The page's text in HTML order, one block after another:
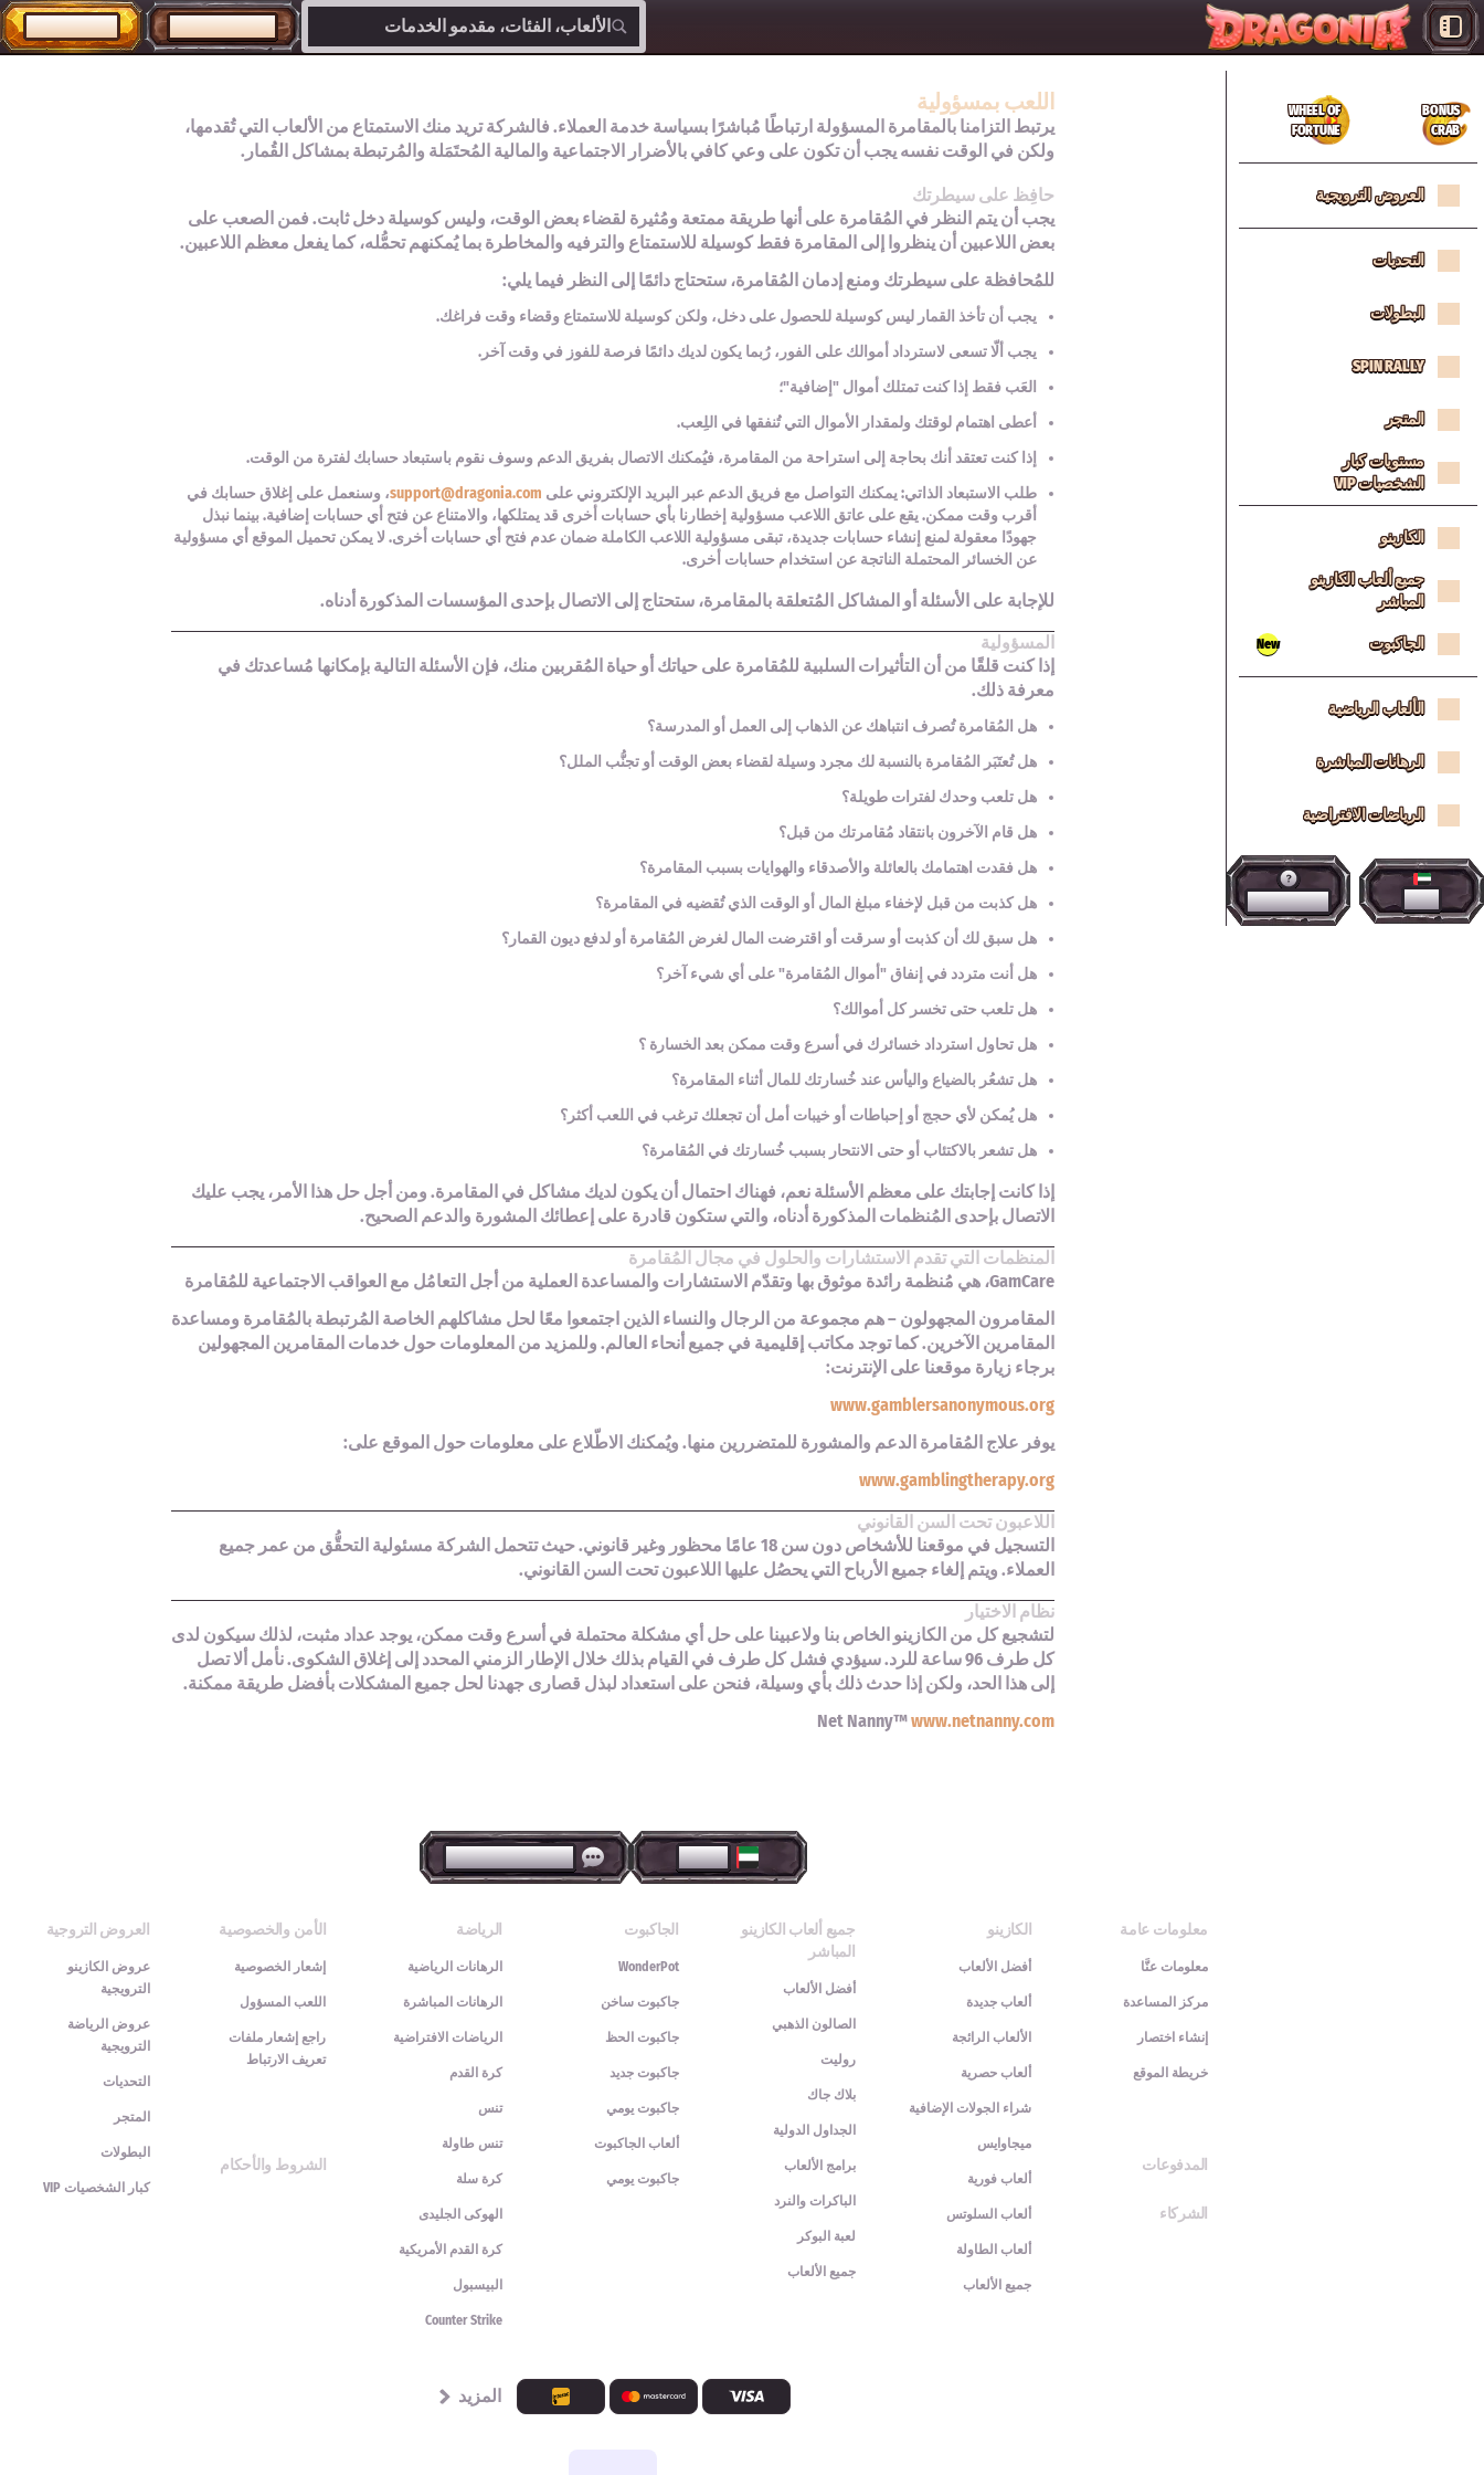
الألعاب، الفئات، مقدمو الخدمات تسجيل الدخول إنشاء حساب
BONUS
CRAB
WHEEL OF
FORTUNE
العروض الترويجية
التحديات
البطولات
SPIN RALLY
المتجر
مستويات كبار
الشخصيات VIP
الكازينو
جميع ألعاب الكازينو
المباشر
الجاكبوت New
الألعاب الرياضية
الرهانات المباشرة
الرياضات الافتراضية
العربية مركز المساعدة
اللعب بمسؤولية
يرتبط التزامنا بالمقامرة المسؤولة ارتباطًا مُباشرًا بسياسة خدمة العملاء. فالشركة تريد منك الاستمتاع من الألعاب التي تُقدمها،
ولكن في الوقت نفسه يجب أن تكون على وعي كافي بالأضرار الاجتماعية والمالية المُحتَمَلة والمُرتبطة بمشاكل القُمار.
حافِظ على سيطرتك
يجب أن يتم النظر في المُقامرة على أنها طريقة ممتعة ومُثيرة لقضاء بعض الوقت، وليس كوسيلة دخل ثابت. فمن الصعب على
بعض اللاعبين أن ينظروا إلى المقامرة فقط كوسيلة للاستمتاع والترفيه والمخاطرة بما يُمكنهم تحمُّله، كما يفعل معظم اللاعبين.
للمُحافظة على سيطرتك ومنع إدمان المُقامرة، ستحتاج دائمًا إلى النظر فيما يلي:
يجب أن تأخذ القمار ليس كوسيلة للحصول على دخل، ولكن كوسيلة للاستمتاع وقضاء وقت فراغك.
يجب ألّا تسعى لاسترداد أموالك على الفور، رُبما يكون لديك دائمًا فرصة للفوز في وقت آخر.
العَب فقط إذا كنت تمتلك أموال "إضافية"؛
أعطى اهتمام لوقتك ولمقدار الأموال التي تُنفقها في اللِعب.
إذا كنت تعتقد أنك بحاجة إلى استراحة من المقامرة، فيُمكنك الاتصال بفريق الدعم وسوف نقوم باستبعاد حسابك لفترة من الوقت.
طلب الاستبعاد الذاتي: يمكنك التواصل مع فريق الدعم عبر البريد الإلكتروني على support@dragonia.com، وسنعمل على إغلاق حسابك في
أقرب وقت ممكن. يقع على عاتق اللاعب مسؤولية إخطارنا بأي حسابات أخرى قد يمتلكها، والامتناع عن فتح أي حسابات إضافية. بينما نبذل
جهودًا معقولة لمنع إنشاء حسابات جديدة، تبقى مسؤولية اللاعب الكاملة ضمان عدم فتح أي حسابات أخرى. لا يمكن تحميل الموقع أي مسؤولية
عن الخسائر المحتملة الناتجة عن استخدام حسابات أخرى.
للإجابة على الأسئلة أو المشاكل المُتعلقة بالمقامرة، ستحتاج إلى الاتصال بإحدى المؤسسات المذكورة أدناه.
المسؤولية
إذا كنت قلقًا من أن التأثيرات السلبية للمُقامرة على حياتك أو حياة المُقربين منك، فإن الأسئلة التالية بإمكانها مُساعدتك في
معرفة ذلك.
هل المُقامرة تُصرف انتباهك عن الذهاب إلى العمل أو المدرسة؟
هل تُعتَبَر المُقامرة بالنسبة لك مجرد وسيلة لقضاء بعض الوقت أو تجنُّب الملل؟
هل تلعب وحدك لفترات طويلة؟
هل قام الآخرون بانتقاد مُقامرتك من قبل؟
هل فقدت اهتمامك بالعائلة والأصدقاء والهوايات بسبب المقامرة؟
هل كذبت من قبل لإخفاء مبلغ المال أو الوقت الذي تُقضيه في المقامرة؟
هل سبق لك أن كذبت أو سرقت أو اقترضت المال لغرض المُقامرة أو لدفع ديون القمار؟
هل أنت متردد في إنفاق "أموال المُقامرة" على أي شيء آخر؟
هل تلعب حتى تخسر كل أموالك؟
هل تحاول استرداد خسائرك في أسرع وقت ممكن بعد الخسارة ؟
هل تشعُر بالضياع واليأس عند خُسارتك للمال أثناء المقامرة؟
هل يُمكن لأي حجج أو إحباطات أو خيبات أمل أن تجعلك ترغب في اللعب أكثر؟
هل تشعر بالاكتئاب أو حتى الانتحار بسبب خُسارتك في المُقامرة؟
إذا كانت إجابتك على معظم الأسئلة نعم، فهناك احتمال أن يكون لديك مشاكل في المقامرة. ومن أجل حل هذا الأمر، يجب عليك
الاتصال بإحدى المُنظمات المذكورة أدناه، والتي ستكون قادرة على إعطائك المشورة والدعم الصحيح.
المنظمات التي تقدم الاستشارات والحلول في مجال المُقامرة
GamCare، هي مُنظمة رائدة موثوق بها وتقدّم الاستشارات والمساعدة العملية من أجل التعامُل مع العواقب الاجتماعية للمُقامرة
المقامرون المجهولون – هم مجموعة من الرجال والنساء الذين اجتمعوا معًا لحل مشاكلهم الخاصة المُرتبطة بالمُقامرة ومساعدة
المقامرين الآخرين. كما توجد مكاتب إقليمية في جميع أنحاء العالم. وللمزيد من المعلومات حول خدمات المقامرين المجهولين
برجاء زيارة موقعنا على الإنترنت:
www.gamblersanonymous.org
يوفر علاج المُقامرة الدعم والمشورة للمتضررين منها. ويُمكنك الاطّلاع على معلومات حول الموقع على:
www.gamblingtherapy.org
اللاعبون تحت السن القانوني
التسجيل في موقعنا للأشخاص دون سن 18 عامًا محظور وغير قانوني. حيث تتحمل الشركة مسئولية التحقُّق من عمر جميع
العملاء. ويتم إلغاء جميع الأرباح التي يحصُل عليها اللاعبون تحت السن القانوني.
نظام الاختيار
لتشجيع كل من الكازينو الخاص بنا ولاعبينا على حل أي مشكلة محتملة في أسرع وقت ممكن، يوجد عداد مثبت، لذلك سيكون لدى
كل طرف 96 ساعة للرد. سيؤدي فشل كل طرف في القيام بذلك خلال الإطار الزمني المحدد إلى إغلاق الشكوى. نأمل ألا تصل
إلى هذا الحد، ولكن إذا حدث ذلك بأي وسيلة، فنحن على استعداد لبذل قصارى جهدنا لحل جميع المشكلات بأفضل طريقة ممكنة.
Net Nanny™www.netnanny.com
العربية الدردشة المباشرة
معلومات عامة
معلومات عنَّا
مركز المساعدة
إنشاء اختصار
خريطة الموقع
الكازينو
أفضل الألعاب
ألعاب جديدة
الألعاب الرائجة
ألعاب حصرية
شراء الجولات الإضافية
ميجاوايس
ألعاب فورية
ألعاب السلوتس
ألعاب الطاولة
جميع الألعاب
جميع ألعاب الكازينو
المباشر
أفضل الألعاب
الصالون الذهبي
روليت
بلاك جاك
الجداول الدولية
برامج الألعاب
الباكرات والنرد
لعبة البوكر
جميع الألعاب
الجاكبوت
WonderPot
جاكبوت ساخن
جاكبوت الحظ
جاكبوت جديد
جاكبوت يومي
ألعاب الجاكبوت
جاكبوت يومي
الرياضة
الرهانات الرياضية
الرهانات المباشرة
الرياضات الافتراضية
كرة القدم
تنس
تنس طاولة
كرة سلة
الهوكى الجليدى
كرة القدم الأمريكية
البيسبول
Counter Strike
الأمن والخصوصية
إشعار الخصوصية
اللعب المسؤول
راجع إشعار ملفات
تعريف الارتباط
الشروط والأحكام
العروض التروجية
عروض الكازينو
الترويجية
عروض الرياضة
الترويجية
التحديات
المتجر
البطولات
كبار الشخصيات VIP
المدفوعات
الشركاء
المزيد